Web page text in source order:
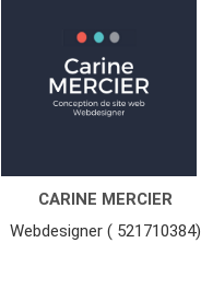
CARINE MERCIER
Webdesigner ( 521710384)